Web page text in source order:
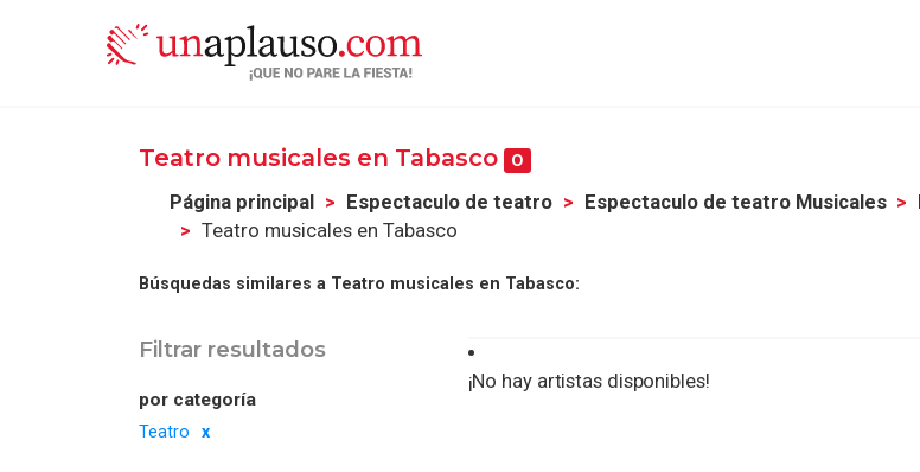
Teatro musicales en Tabasco 0
Página principal Espectaculo de teatro Espectaculo de teatro Musicales
Teatro musicales en Tabasco
Búsquedas similares a Teatro musicales en Tabasco:
Filtrar resultados
por categoría
Teatro
¡No hay artistas disponibles!